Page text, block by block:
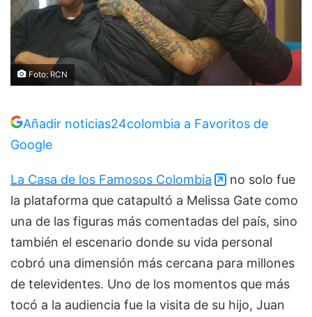
Foto: RCN
Añadir noticias24colombia a Favoritos de
Google
La Casa de los Famosos Colombia
no solo fue
la plataforma que catapultó a Melissa Gate como
una de las figuras más comentadas del país, sino
también el escenario donde su vida personal
cobró una dimensión más cercana para millones
de televidentes. Uno de los momentos que más
tocó a la audiencia fue la visita de su hijo, Juan